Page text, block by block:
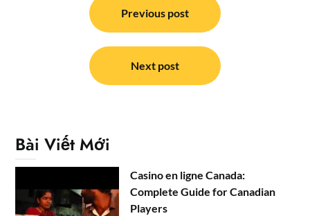
Previous post
Next post
Bài Viết Mới
Casino en ligne Canada:
Complete Guide for Canadian
Players